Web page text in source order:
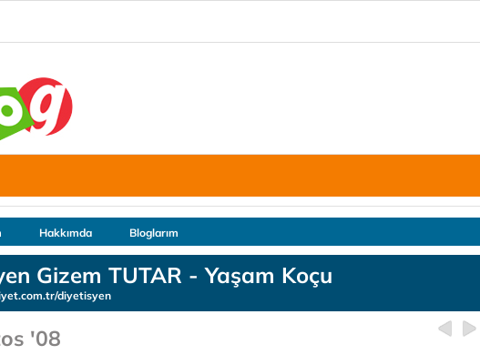
Hakkımda Bloglarım
Gizem TUTAR - Yaşam Koçu
diyetisyen
'08